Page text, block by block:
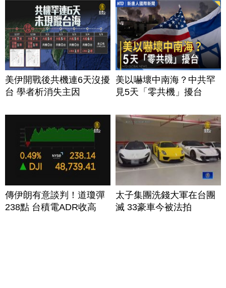
美伊開戰後共機連6天沒擾
台 學者析消失主因
美以嚇壞中南海？中共罕
見5天「零共機」擾台
傳伊朗有意談判！道瓊彈
238點 台積電ADR收高
太子集團洗錢大軍在台團
滅 33豪車今被法拍